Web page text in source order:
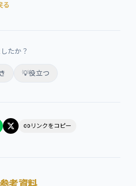
る
たか？
💡役立つ
リンクをコピー